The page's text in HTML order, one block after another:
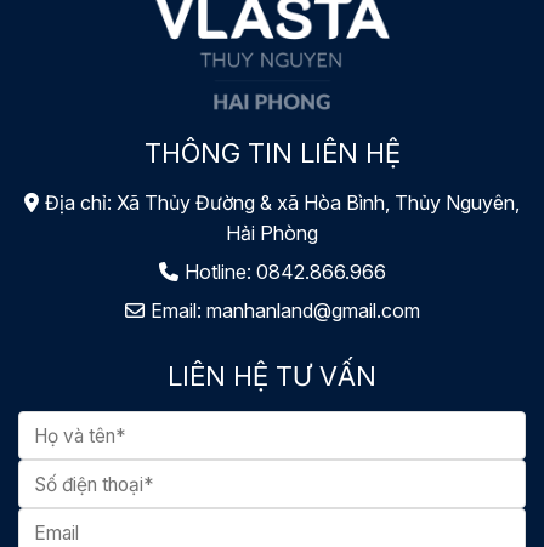
THÔNG TIN LIÊN HỆ
Địa chỉ: Xã Thủy Đường & xã Hòa Bình, Thủy Nguyên,
Hải Phòng
Hotline: 0842.866.966
Email: manhanland@gmail.com
LIÊN HỆ TƯ VẤN